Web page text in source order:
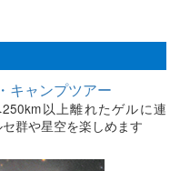
キャンプツアー
以上離れたゲルに連
群や星空を楽しめます